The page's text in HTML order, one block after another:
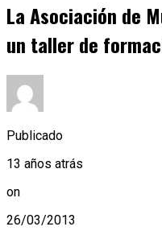
La Asociación de
un taller de
Publicado
13 años atrás
on
26/03/2013